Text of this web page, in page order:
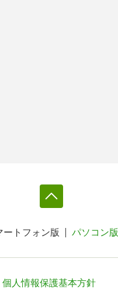
ートフォン版 パソコン版
個人情報保護基本方針